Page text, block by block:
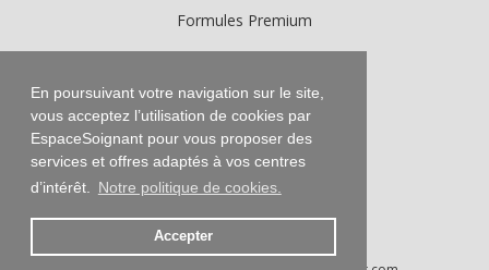
En poursuivant votre navigation sur le site,
vous acceptez l’utilisation de cookies par
EspaceSoignant pour vous proposer des
services et offres adaptés à vos centres
d’intérêt.
Notre politique de cookies.
Accepter
Formules Premium
Conditions Générales d'Utilisation
Données personnelles
Conditions Générales de Vente
Mentions légales